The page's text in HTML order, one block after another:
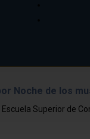
Noche de los
Superior de